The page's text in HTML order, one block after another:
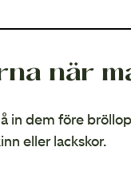
när
in dem före
eller lackskor.